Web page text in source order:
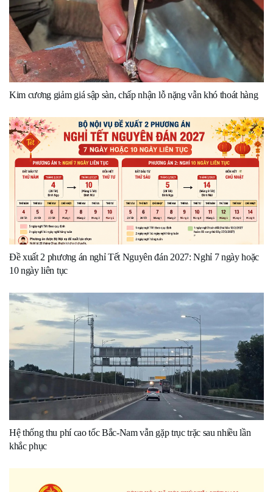
Kim cương giảm giá sập sàn, chấp nhận lỗ nặng vẫn khó thoát hàng
Đề xuất 2 phương án nghỉ Tết Nguyên đán 2027: Nghỉ 7 ngày hoặc
10 ngày liên tục
Hệ thống thu phí cao tốc Bắc-Nam vẫn gặp trục trặc sau nhiều lần
khắc phục